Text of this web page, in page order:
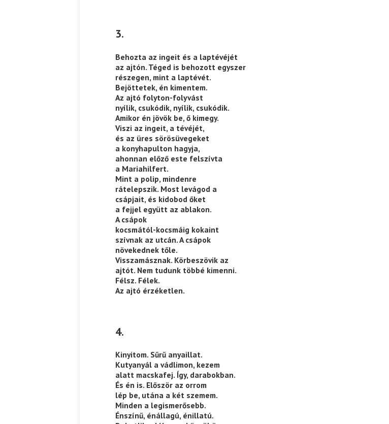
3.
Behozta az ingeit és a laptévéjét
az ajtón. Téged is behozott egyszer
részegen, mint a laptévét.
Bejöttetek, én kimentem.
Az ajtó folyton-folyvást
nyílik, csukódik, nyílik, csukódik.
Amikor én jövök be, ő kimegy.
Viszi az ingeit, a tévéjét,
és az üres sörösüvegeket
a konyhapulton hagyja,
ahonnan előző este felszívta
a Mariahilfert.
Mint a polip, mindenre
rátelepszik. Most levágod a
csápjait, és kidobod őket
a fejjel együtt az ablakon.
A csápok
kocsmától-kocsmáig kokaint
szívnak az utcán. A csápok
növekednek tőle.
Visszamásznak. Körbeszövik az
ajtót. Nem tudunk többé kimenni.
Félsz. Félek.
Az ajtó érzéketlen.
4.
Kinyitom. Sűrű anyaillat.
Kutyanyál a vádlimon, kezem
alatt macskafej. Így, darabokban.
És én is. Először az orrom
lép be, utána a két szemem.
Minden a legismerősebb.
Énszínű, énállagú, énillatú.